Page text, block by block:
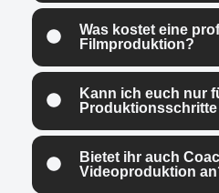
Was kostet eine
Filmproduktion?
Kann ich euch nur
Bietet ihr auch
Videoproduktion